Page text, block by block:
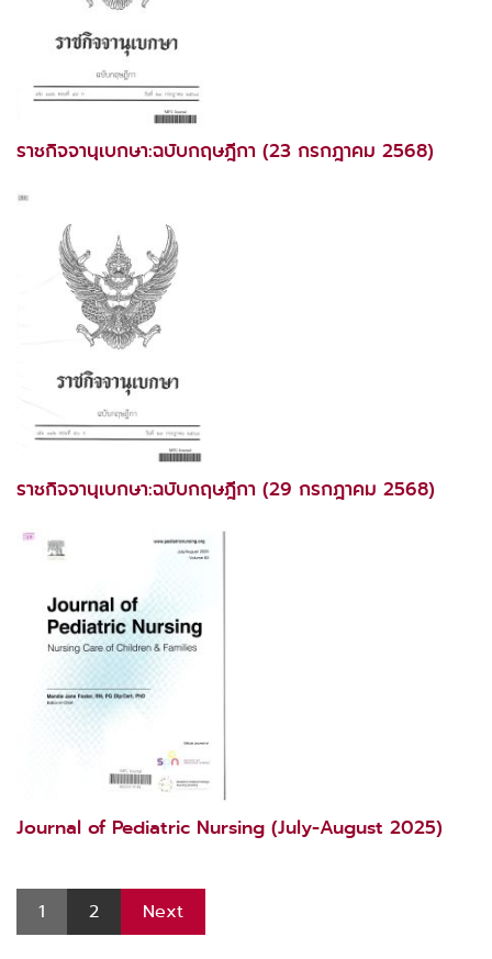
ราชกิจจานุเบกษา:ฉบับกฤษฎีกา (23 กรกฎาคม 2568)
ราชกิจจานุเบกษา:ฉบับกฤษฎีกา (29 กรกฎาคม 2568)
Journal of Pediatric Nursing (July-August 2025)
1 2 Next